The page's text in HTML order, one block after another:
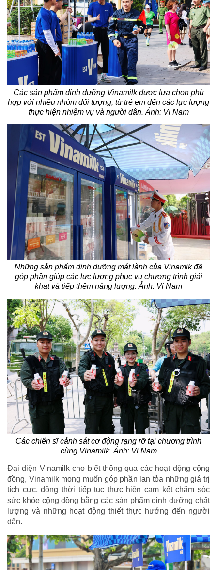
Các sản phẩm dinh dưỡng Vinamilk được lựa chọn phù
hợp với nhiều nhóm đối tượng, từ trẻ em đến các lực lượng
thực hiện nhiệm vụ và người dân. Ảnh: Vi Nam
Những sản phẩm dinh dưỡng mát lành của Vinamik đã
góp phần giúp các lực lượng phục vụ chương trình giải
khát và tiếp thêm năng lượng. Ảnh: Vi Nam
Các chiến sĩ cảnh sát cơ động rạng rỡ tại chương trình
cùng Vinamilk. Ảnh: Vi Nam
Đại diện Vinamilk cho biết thông qua các hoạt động cộng
đồng, Vinamilk mong muốn góp phần lan tỏa những giá trị
tích cực, đồng thời tiếp tục thực hiện cam kết chăm sóc
sức khỏe cộng đồng bằng các sản phẩm dinh dưỡng chất
lượng và những hoạt động thiết thực hướng đến người
dân.